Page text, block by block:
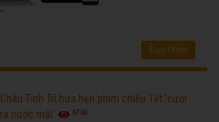
Đọc thêm
Châu Tinh Trì hứa hẹn phim chiếu Tết 'cười
ra nước mắt'
6760